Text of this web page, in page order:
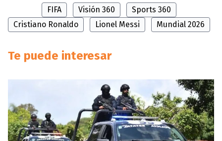
FIFA Visión 360
Sports 360
Cristiano Ronaldo
Lionel Messi Mundial 2026
Te puede interesar